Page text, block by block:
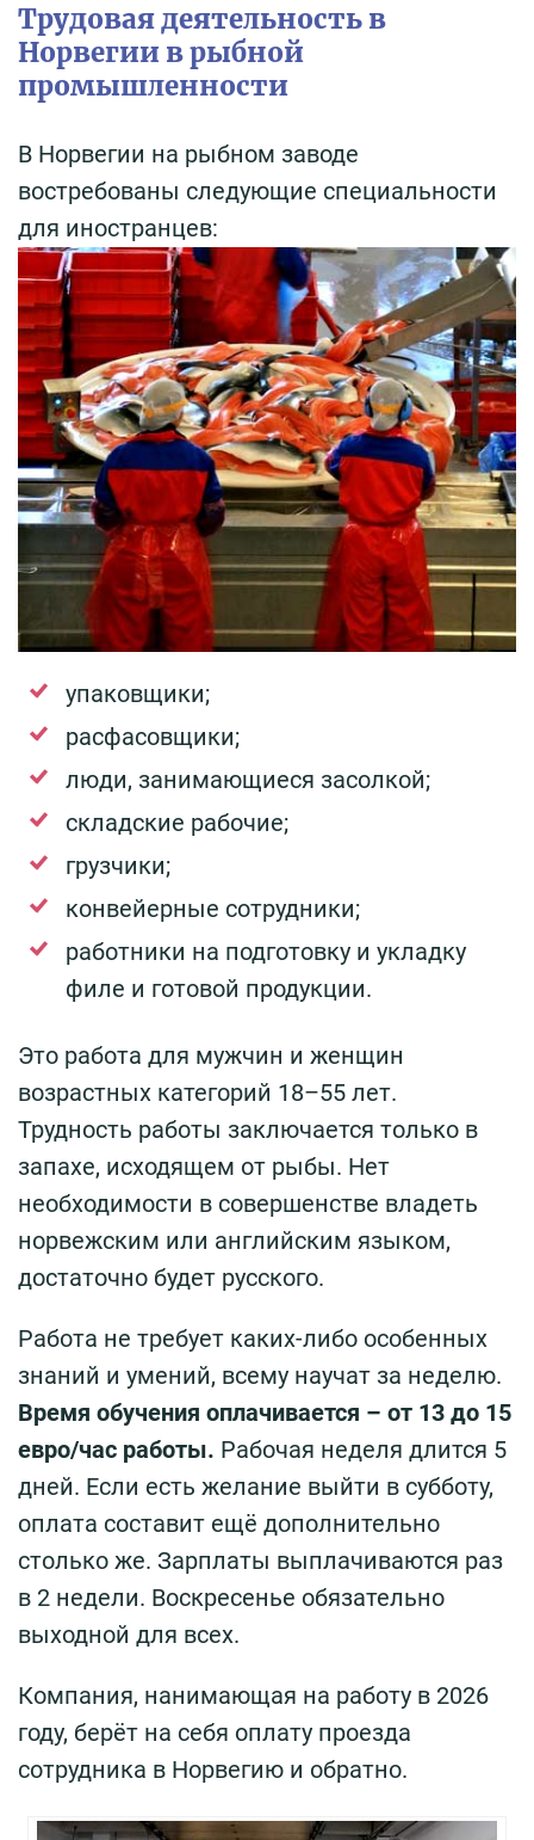
Трудовая деятельность в
Норвегии в рыбной
промышленности
В Норвегии на рыбном заводе
востребованы следующие специальности
для иностранцев:
упаковщики;
расфасовщики;
люди, занимающиеся засолкой;
складские рабочие;
грузчики;
конвейерные сотрудники;
работники на подготовку и укладку
филе и готовой продукции.
Это работа для мужчин и женщин
возрастных категорий 18–55 лет.
Трудность работы заключается только в
запахе, исходящем от рыбы. Нет
необходимости в совершенстве владеть
норвежским или английским языком,
достаточно будет русского.
Работа не требует каких-либо особенных
знаний и умений, всему научат за неделю.
Время обучения оплачивается – от 13 до 15
евро/час работы. Рабочая неделя длится 5
дней. Если есть желание выйти в субботу,
оплата составит ещё дополнительно
столько же. Зарплаты выплачиваются раз
в 2 недели. Воскресенье обязательно
выходной для всех.
Компания, нанимающая на работу в 2026
году, берёт на себя оплату проезда
сотрудника в Норвегию и обратно.